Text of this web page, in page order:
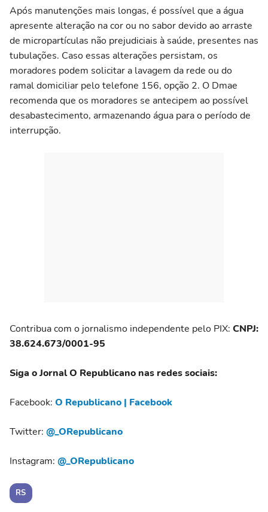
Após manutenções mais longas, é possível que a água
apresente alteração na cor ou no sabor devido ao arraste
de micropartículas não prejudiciais à saúde, presentes nas
tubulações. Caso essas alterações persistam, os
moradores podem solicitar a lavagem da rede ou do
ramal domiciliar pelo telefone 156, opção 2. O Dmae
recomenda que os moradores se antecipem ao possível
desabastecimento, armazenando água para o período de
interrupção.
Contribua com o jornalismo independente pelo PIX: CNPJ:
38.624.673/0001-95
Siga o Jornal O Republicano nas redes sociais:
Facebook: O Republicano | Facebook
Twitter: @_ORepublicano
Instagram: @_ORepublicano
RS